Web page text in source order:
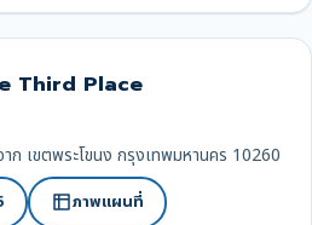
Third Place
ก เขตพระโขนง กรุงเทพมหานคร 10260
ภาพแผนที่